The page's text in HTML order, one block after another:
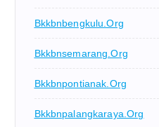
Bkkbnbengkulu.org
Bkkbnsemarang.org
Bkkbnpontianak.org
Bkkbnpalangkaraya.org